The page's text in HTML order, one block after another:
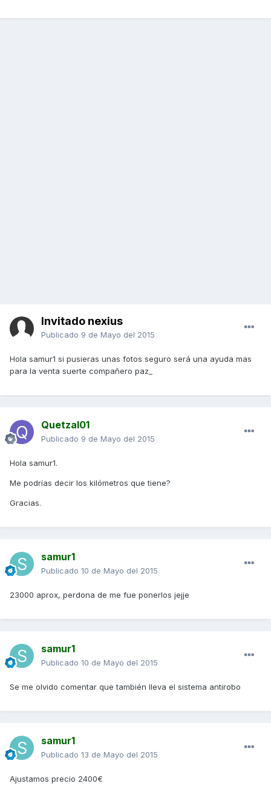
Invitado nexius
Publicado 9 de Mayo del 2015
Hola samur1 si pusieras unas fotos seguro será una ayuda mas
para la venta suerte compañero paz_
Quetzal01
Publicado 9 de Mayo del 2015
Hola samur1.
Me podrías decir los kilómetros que tiene?
Gracias.
samur1
Publicado 10 de Mayo del 2015
23000 aprox, perdona de me fue ponerlos jejje
samur1
Publicado 10 de Mayo del 2015
Se me olvido comentar que también lleva el sistema antirobo
samur1
Publicado 13 de Mayo del 2015
Ajustamos precio 2400€